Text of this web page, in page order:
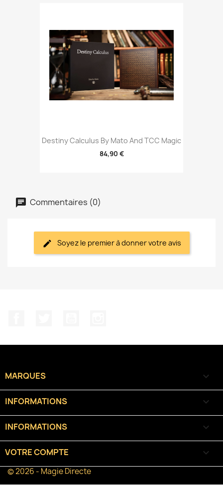
Destiny Calculus By Mato And TCC Magic
84,90 €
Commentaires (0)
Soyez le premier à donner votre avis
MARQUES 
INFORMATIONS 
INFORMATIONS keyboard_arrow_down
VOTRE COMPTE 
© 2026 - Magie Directe